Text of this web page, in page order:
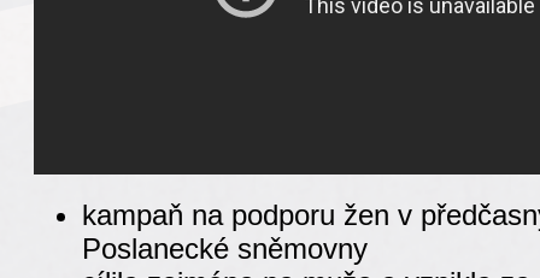
kampaň na podporu žen v
Poslanecké sněmovny